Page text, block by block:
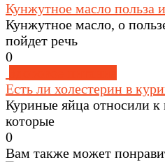
Кунжутное масло польза
Кунжутное масло, о
пойдет речь
0
Есть ли холестерин в
Куриные яйца относили к
которые
0
Вам также может